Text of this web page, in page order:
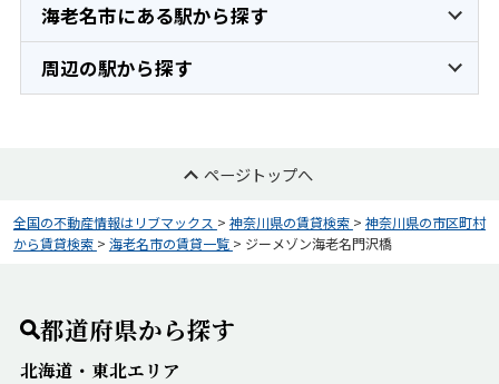
海老名市にある駅から探す
周辺の駅から探す
ページトップへ
全国の不動産情報はリブマックス > 神奈川県の賃貸検索 > 神奈川県の市区町村
から賃貸検索 > 海老名市の賃貸一覧 > ジーメゾン海老名門沢橋
都道府県から探す
北海道・東北エリア